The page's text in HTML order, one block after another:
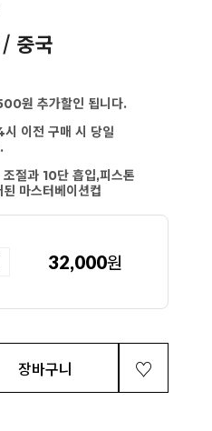
중국
원 추가할인 됩니다.
이전 구매 시 당일
절과 10단 흡입,피스톤
마스터베이션컵
성 플러스32,000원
장바구니